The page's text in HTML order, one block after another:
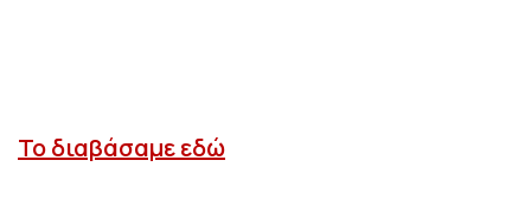
Το διαβάσαμε εδώ